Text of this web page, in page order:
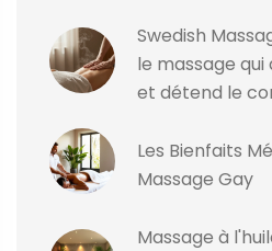
Swedish
le massage
et détend le
Les Bienfaits
Massage Gay
Massage à